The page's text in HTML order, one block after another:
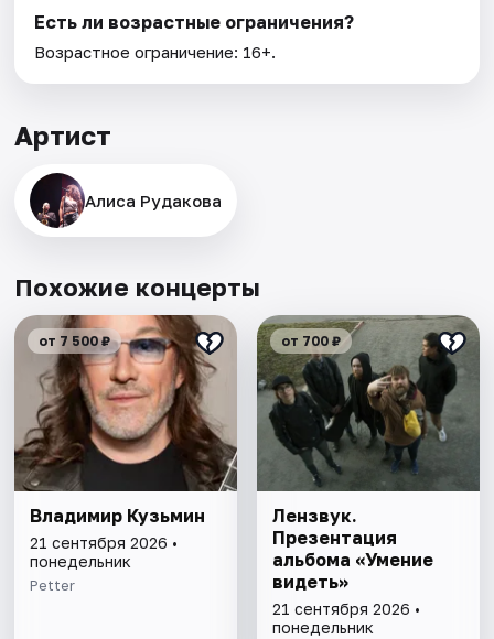
Есть ли возрастные ограничения?
Возрастное ограничение: 16+.
Артист
Алиса Рудакова
Похожие концерты
от 7 500 ₽
Владимир Кузьмин
21 сентября 2026 •
понедельник
Petter
от 700 ₽
Лензвук.
Презентация
альбома «Умение
видеть»
21 сентября 2026 •
понедельник